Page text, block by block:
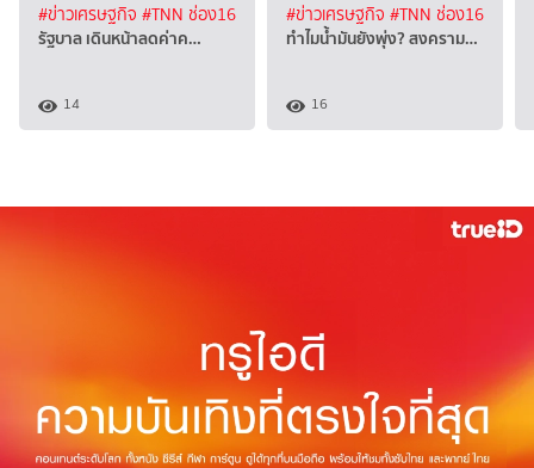
#ข่าวเศรษฐกิจ #TNN ช่อง16
รัฐบาล เดินหน้าลดค่าค…
14
#ข่าวเศรษฐกิจ #TNN ช่อง16
ทำไมน้ำมันยังพุ่ง? สงคราม…
16